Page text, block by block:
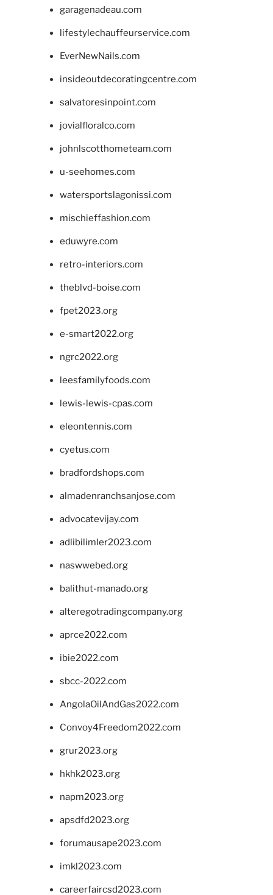
garagenadeau.com
lifestylechauffeurservice.com
EverNewNails.com
insideoutdecoratingcentre.com
salvatoresinpoint.com
jovialfloralco.com
johnlscotthometeam.com
u-seehomes.com
watersportslagonissi.com
mischieffashion.com
eduwyre.com
retro-interiors.com
theblvd-boise.com
fpet2023.org
e-smart2022.org
ngrc2022.org
leesfamilyfoods.com
lewis-lewis-cpas.com
eleontennis.com
cyetus.com
bradfordshops.com
almadenranchsanjose.com
advocatevijay.com
adlibilimler2023.com
naswwebed.org
balithut-manado.org
alteregotradingcompany.org
aprce2022.com
ibie2022.com
sbcc-2022.com
AngolaOilAndGas2022.com
Convoy4Freedom2022.com
grur2023.org
hkhk2023.org
napm2023.org
apsdfd2023.org
forumausape2023.com
imkl2023.com
careerfaircsd2023.com